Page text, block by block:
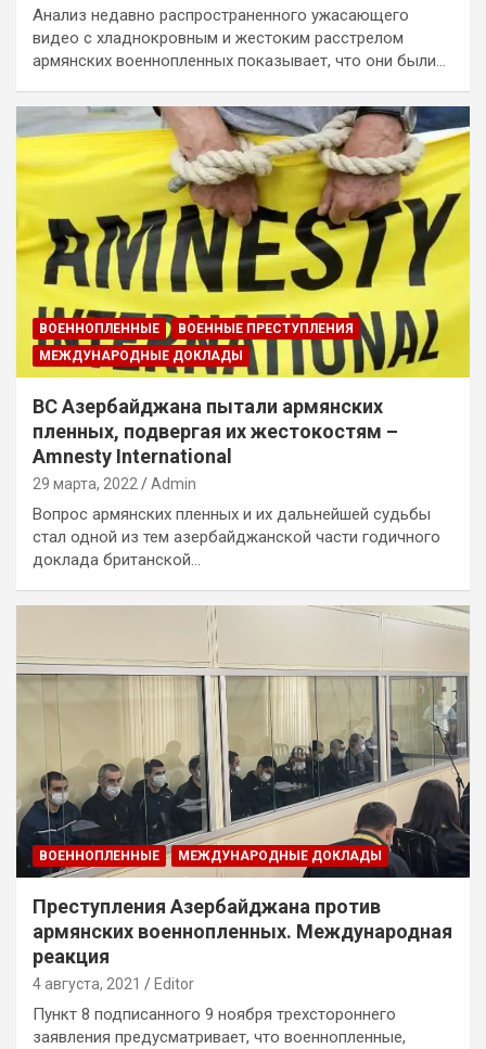
Анализ недавно распространенного ужасающего
видео с хладнокровным и жестоким расстрелом
армянских военнопленных показывает, что они были…
ВОЕННОПЛЕННЫЕ
ВОЕННЫЕ ПРЕСТУПЛЕНИЯ
МЕЖДУНАРОДНЫЕ ДОКЛАДЫ
ВС Азербайджана пытали армянских
пленных, подвергая их жестокостям –
Amnesty International
29 марта, 2022 Admin
Вопрос армянских пленных и их дальнейшей судьбы
стал одной из тем азербайджанской части годичного
доклада британской…
ВОЕННОПЛЕННЫЕ МЕЖДУНАРОДНЫЕ ДОКЛАДЫ
Преступления Азербайджана против
армянских военнопленных. Международная
реакция
4 августа, 2021 Editor
Пункт 8 подписанного 9 ноября трехстороннего
заявления предусматривает, что военнопленные,